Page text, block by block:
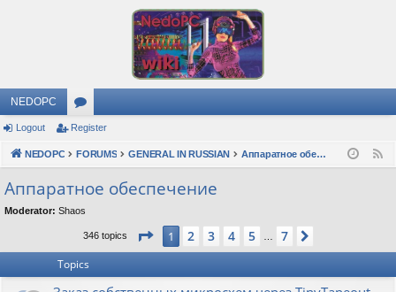
NEDOPC
or
u
s
Logout Register
NEDOPC FORUMS GENERAL IN RUSSIAN Аппаратное обеспечение
Аппаратное обеспечение
Moderator: Shaos
346 topics Page 1of7
1 2 3 4 5 7
Topics